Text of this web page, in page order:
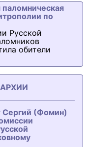
по
Русской
обители
Сергий (Фомин)